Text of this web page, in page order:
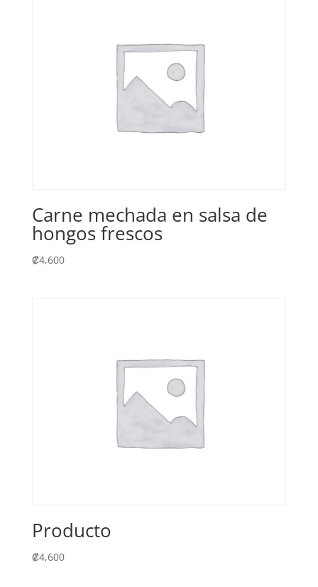
Carne mechada en salsa de
hongos frescos
₡4,600
Producto
₡4,600